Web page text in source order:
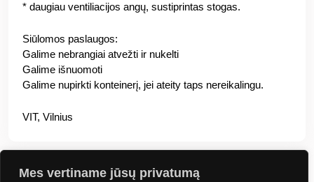
Mes vertiname jūsų privatumą
* daugiau ventiliacijos angų, sustiprintas stogas.
Siūlomos paslaugos:
Galime nebrangiai atvežti ir nukelti
Galime išnuomoti
Galime nupirkti konteinerį, jei ateity taps nereikalingu.
VIT, Vilnius